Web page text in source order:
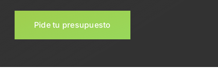
Pide tu presupuesto